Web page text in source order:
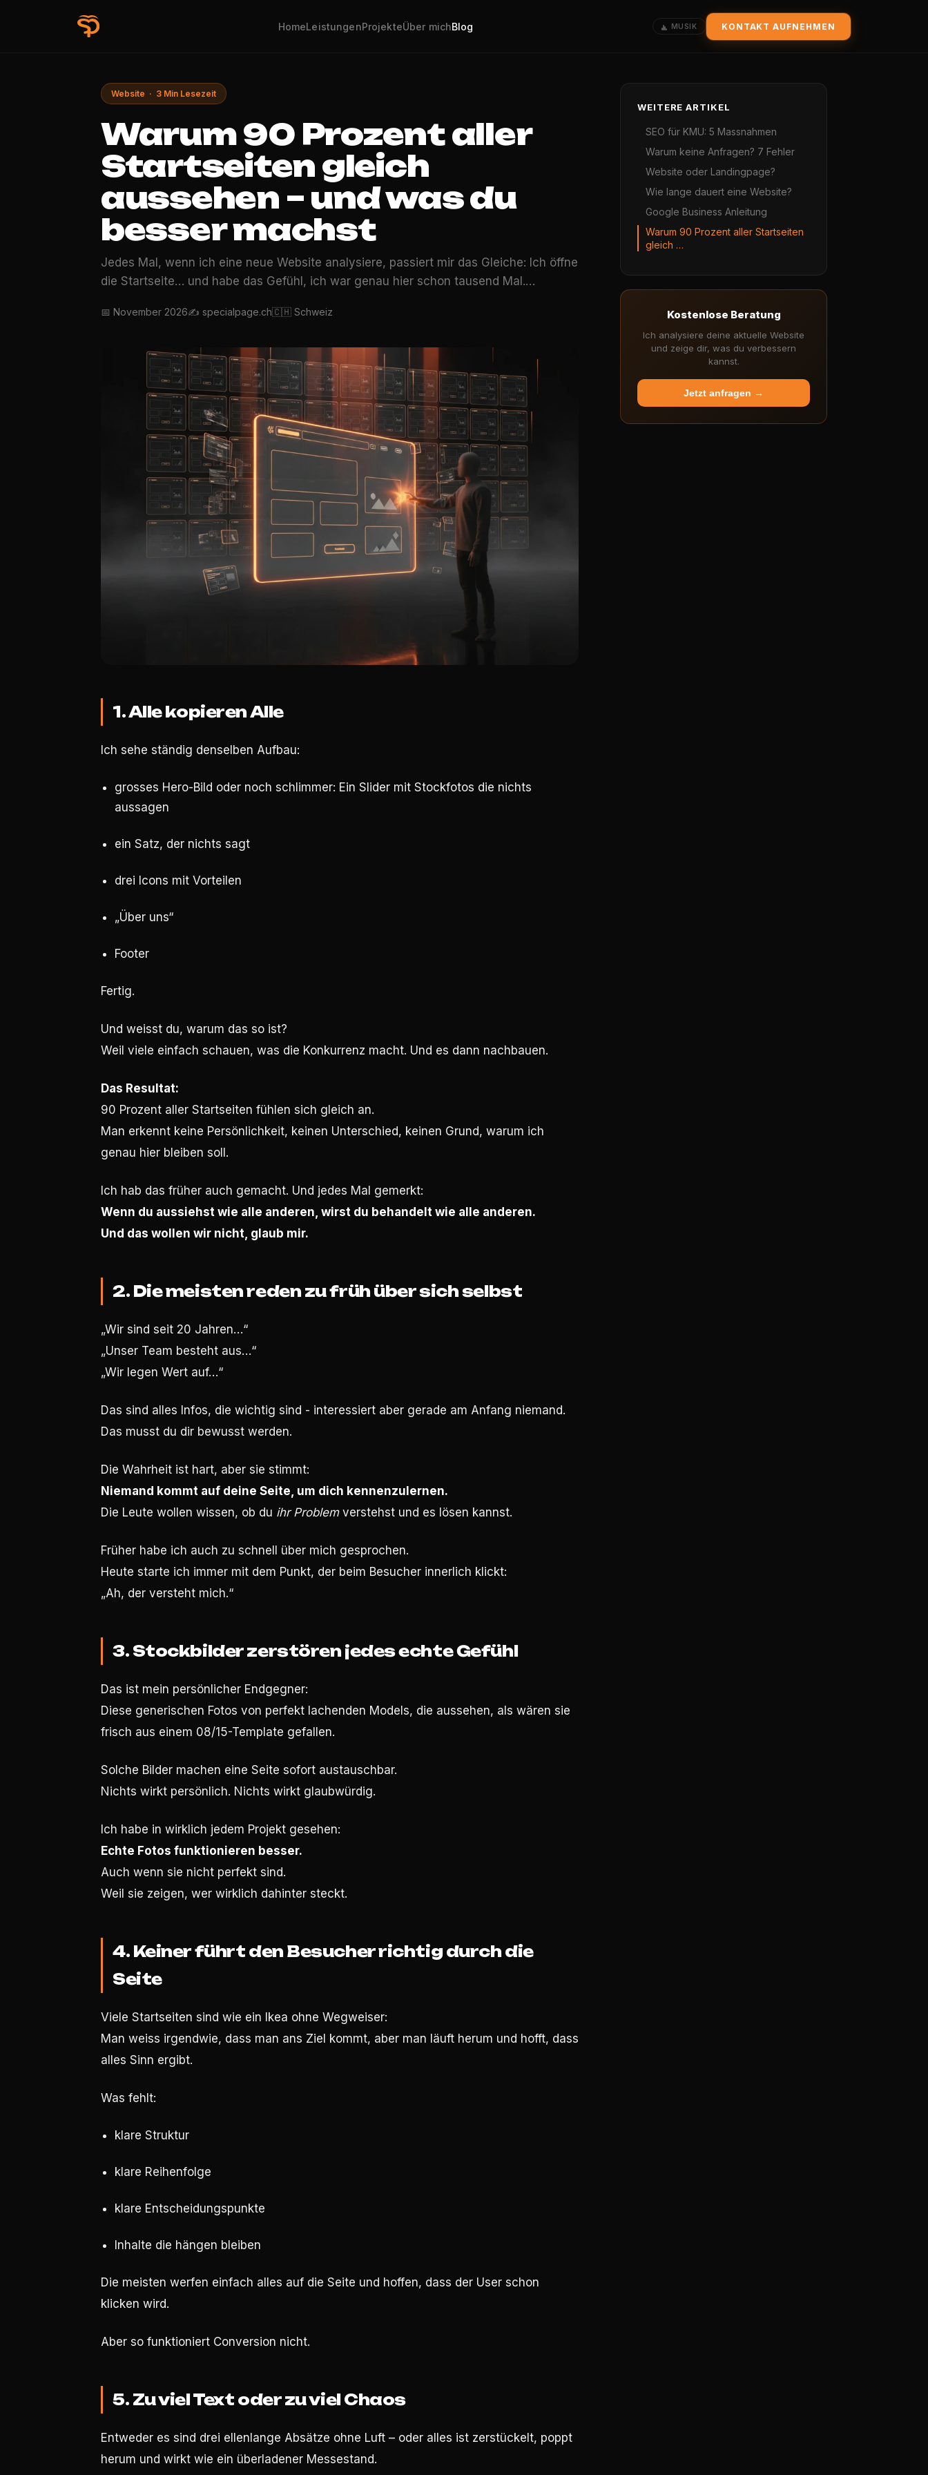
HomeLeistungenProjekteÜber michBlog MUSIK KONTAKT AUFNEHMEN
Website · 3 Min Lesezeit
Warum 90 Prozent aller
Startseiten gleich
aussehen – und was du
besser machst
Jedes Mal, wenn ich eine neue Website analysiere, passiert mir das Gleiche: Ich öffne
die Startseite… und habe das Gefühl, ich war genau hier schon tausend Mal.…
📅 November 2026✍️ specialpage.ch🇨🇭 Schweiz
1. Alle kopieren Alle
Ich sehe ständig denselben Aufbau:
grosses Hero-Bild oder noch schlimmer: Ein Slider mit Stockfotos die nichts
aussagen
ein Satz, der nichts sagt
drei Icons mit Vorteilen
„Über uns“
Footer
Fertig.
Und weisst du, warum das so ist?
Weil viele einfach schauen, was die Konkurrenz macht. Und es dann nachbauen.
Das Resultat:
90 Prozent aller Startseiten fühlen sich gleich an.
Man erkennt keine Persönlichkeit, keinen Unterschied, keinen Grund, warum ich
genau hier bleiben soll.
Ich hab das früher auch gemacht. Und jedes Mal gemerkt:
Wenn du aussiehst wie alle anderen, wirst du behandelt wie alle anderen.
Und das wollen wir nicht, glaub mir.
2. Die meisten reden zu früh über sich selbst
„Wir sind seit 20 Jahren…“
„Unser Team besteht aus…“
„Wir legen Wert auf…“
Das sind alles Infos, die wichtig sind - interessiert aber gerade am Anfang niemand.
Das musst du dir bewusst werden.
Die Wahrheit ist hart, aber sie stimmt:
Niemand kommt auf deine Seite, um dich kennenzulernen.
Die Leute wollen wissen, ob du ihr Problemverstehst und es lösen kannst.
Früher habe ich auch zu schnell über mich gesprochen.
Heute starte ich immer mit dem Punkt, der beim Besucher innerlich klickt:
„Ah, der versteht mich.“
3. Stockbilder zerstören jedes echte Gefühl
Das ist mein persönlicher Endgegner:
Diese generischen Fotos von perfekt lachenden Models, die aussehen, als wären sie
frisch aus einem 08/15-Template gefallen.
Solche Bilder machen eine Seite sofort austauschbar.
Nichts wirkt persönlich. Nichts wirkt glaubwürdig.
Ich habe in wirklich jedem Projekt gesehen:
Echte Fotos funktionieren besser.
Auch wenn sie nicht perfekt sind.
Weil sie zeigen, wer wirklich dahinter steckt.
4. Keiner führt den Besucher richtig durch die
Seite
Viele Startseiten sind wie ein Ikea ohne Wegweiser:
Man weiss irgendwie, dass man ans Ziel kommt, aber man läuft herum und hofft, dass
alles Sinn ergibt.
Was fehlt:
klare Struktur
klare Reihenfolge
klare Entscheidungspunkte
Inhalte die hängen bleiben
Die meisten werfen einfach alles auf die Seite und hoffen, dass der User schon
klicken wird.
Aber so funktioniert Conversion nicht.
5. Zu viel Text oder zu viel Chaos
Entweder es sind drei ellenlange Absätze ohne Luft – oder alles ist zerstückelt, poppt
herum und wirkt wie ein überladener Messestand.
WEITERE ARTIKEL
SEO für KMU: 5 Massnahmen
Warum keine Anfragen? 7 Fehler
Website oder Landingpage?
Wie lange dauert eine Website?
Google Business Anleitung
Warum 90 Prozent aller Startseiten
gleich …
Kostenlose Beratung
Ich analysiere deine aktuelle Website
und zeige dir, was du verbessern
kannst.
Jetzt anfragen →